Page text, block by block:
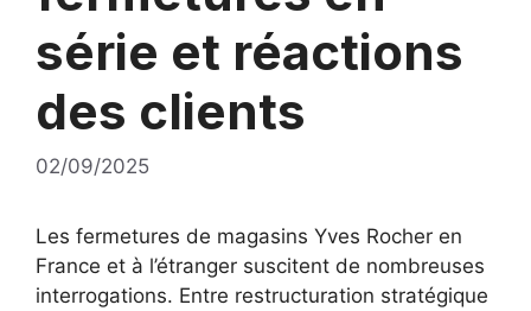
série et réactions
des clients
02/09/2025
Les fermetures de magasins Yves Rocher en
France et à l’étranger suscitent de nombreuses
interrogations. Entre restructuration stratégique